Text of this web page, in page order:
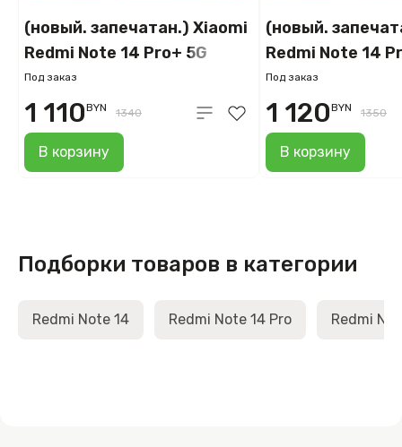
(новый. запечатан.) Xiaomi
Redmi Note 14 Pro+ 5G
12GB/512GB (чёрный)
Под заказ
В корзину
1 110BYN 1340
(новый.
Redmi Note 14
12GB/512GB
Под заказ
В корзину
1 120BYN 1350
Подборки товаров в категории
Redmi Note 14 Redmi Note 14 Pro Redmi